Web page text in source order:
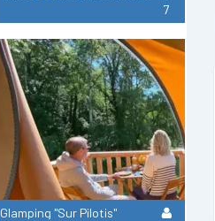
7
Glamping "Sur Pilotis"